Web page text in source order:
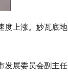
度上涨。妙瓦底地
发展委员会副主任